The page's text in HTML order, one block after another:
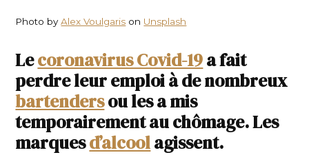
Photo byAlex Voulgaris on Unsplash
Lecoronavirus Covid-19a fait
perdre leur emploi à de nombreux
bartendersou les a mis
temporairement au chômage. Les
marquesd’alcoolagissent.